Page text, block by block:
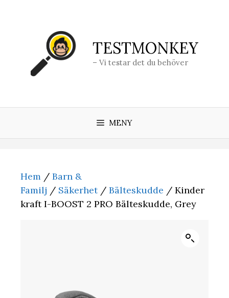
TESTMONKEY
– Vi testar det du behöver
MENY
Hem / Barn &
Familj / Säkerhet/ Bälteskudde / Kinder
kraft I-BOOST 2 PRO Bälteskudde, Grey